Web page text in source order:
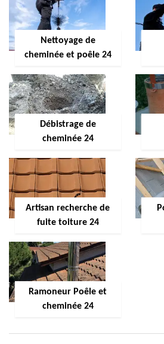
Nettoyage de
cheminée et poêle 24
Débistrage de
cheminée 24
Artisan recherche de
fuite toiture 24
Ramoneur Poêle et
cheminée 24